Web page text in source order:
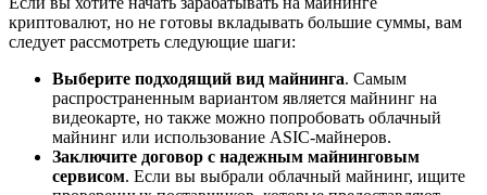
криптовалют, но не готовы вкладывать большие суммы, вам
следует рассмотреть следующие шаги:
Выберите подходящий вид майнинга. Самым
распространенным вариантом является майнинг на
видеокарте, но также можно попробовать облачный
майнинг или использование ASIC-майнеров.
Заключите договор с надежным майнинговым
сервисом. Если вы выбрали облачный майнинг, ищите